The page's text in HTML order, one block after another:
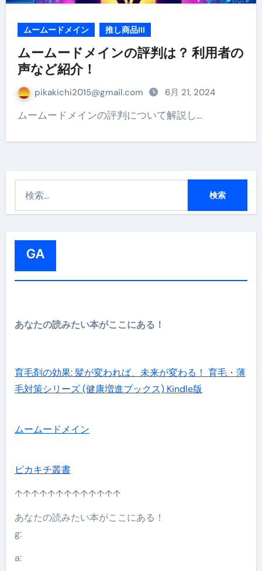
ムームードメイン 推し商品III
ムームードメインの評判は？ 利用者の
声など紹介！
pikakichi2015@gmail.com 6月 21, 2024
ムームードメインの評判について解説し…
GA
あなたの読みたい本がここにある！
育毛剤の効果: 髪が変われば、未来が変わる！ 育毛・薄
毛対策シリーズ (健康増進ブックス) Kindle版
ムームードメイン
ピカキチ叢書
↑↑↑↑↑↑↑↑↑↑↑↑↑
あなたの読みたい本がここにある！
g:
a: